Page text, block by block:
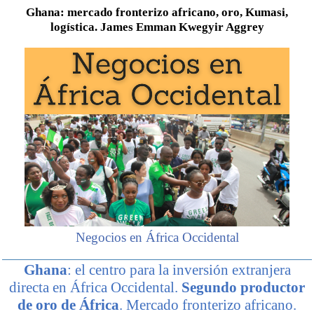
Ghana: mercado fronterizo africano, oro, Kumasi,
logística. James Emman Kwegyir Aggrey
Negocios en África Occidental
Ghana: el centro para la inversión extranjera
directa en África Occidental. Segundo productor
de oro de África. Mercado fronterizo africano.